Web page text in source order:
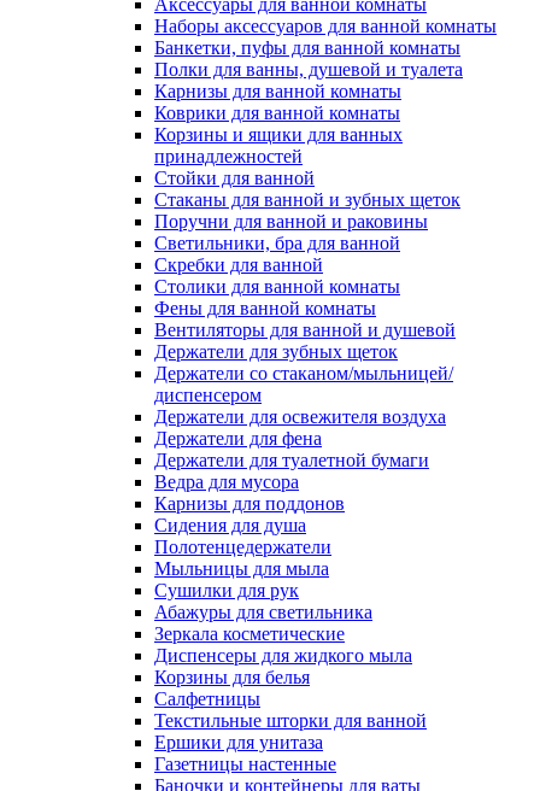
Аксессуары для ванной комнаты
Наборы аксессуаров для ванной комнаты
Банкетки, пуфы для ванной комнаты
Полки для ванны, душевой и туалета
Карнизы для ванной комнаты
Коврики для ванной комнаты
Корзины и ящики для ванных
принадлежностей
Стойки для ванной
Стаканы для ванной и зубных щеток
Поручни для ванной и раковины
Светильники, бра для ванной
Скребки для ванной
Столики для ванной комнаты
Фены для ванной комнаты
Вентиляторы для ванной и душевой
Держатели для зубных щеток
Держатели со стаканом/мыльницей/
диспенсером
Держатели для освежителя воздуха
Держатели для фена
Держатели для туалетной бумаги
Ведра для мусора
Карнизы для поддонов
Сидения для душа
Полотенцедержатели
Мыльницы для мыла
Сушилки для рук
Абажуры для светильника
Зеркала косметические
Диспенсеры для жидкого мыла
Корзины для белья
Салфетницы
Текстильные шторки для ванной
Ершики для унитаза
Газетницы настенные
Баночки и контейнеры для ваты